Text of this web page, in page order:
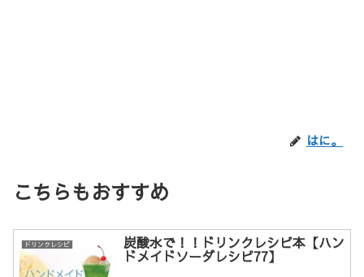
はに。
こちらもおすすめ
ドリンクレシピ 炭酸水で！！ドリンクレシピ本【ハン
ドメイドソーダレシピ77】